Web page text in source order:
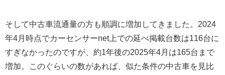
そして中古車流通量の方も順調に増加してきました。2024
年4月時点でカーセンサーnet上での延べ掲載台数は116台に
すぎなかったのですが、約1年後の2025年4月は165台まで
増加。このぐらいの数があれば、似た条件の中古車を見比